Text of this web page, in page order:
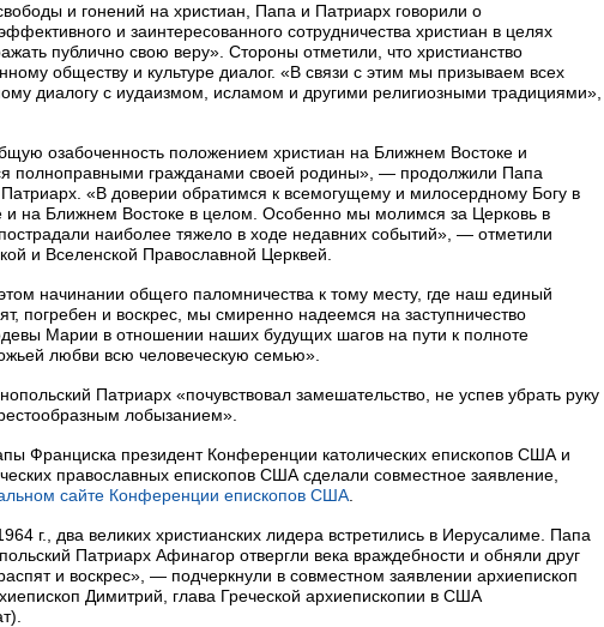
и гонений на христиан, Папа и Патриарх говорили о
и заинтересованного сотрудничества христиан в целях
публично свою веру». Стороны отметили, что христианство
обществу и культуре диалог. «В связи с этим мы призываем всех
диалогу с иудаизмом, исламом и другими религиозными традициями»,
озабоченность положением христиан на Ближнем Востоке и
полноправными гражданами своей родины», — продолжили Папа
«В доверии обратимся к всемогущему и милосердному Богу в
и на Ближнем Востоке в целом. Особенно мы молимся за Церковь в
наиболее тяжело в ходе недавних событий», — отметили
и Вселенской Православной Церквей.
начинании общего паломничества к тому месту, где наш единый
погребен и воскрес, мы смиренно надеемся на заступничество
Марии в отношении наших будущих шагов на пути к полноте
любви всю человеческую семью».
Патриарх «почувствовал замешательство, не успев убрать руку
лобызанием».
Франциска президент Конференции католических епископов США и
православных епископов США сделали совместное заявление,
сайте Конференции епископов США
г., два великих христианских лидера встретились в Иерусалиме. Папа
Патриарх Афинагор отвергли века враждебности и обняли друг
и воскрес», — подчеркнули в совместном заявлении архиепископ
Димитрий, глава Греческой архиепископии в США